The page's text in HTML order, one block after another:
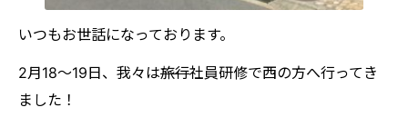
いつもお世話になっております。
2月18～19日、我々は旅行社員研修で西の方へ行ってき
ました！